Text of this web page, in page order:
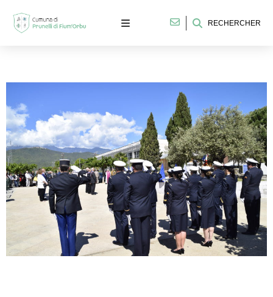
RECHERCHER